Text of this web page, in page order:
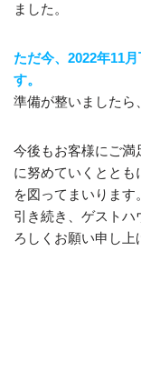
ました。
ただ今、2022年11
す。
準備が整いましたら
今後もお客様にご満
に努めていくとと
を図ってまいります。
引き続き、ゲストハ
ろしくお願い申し上